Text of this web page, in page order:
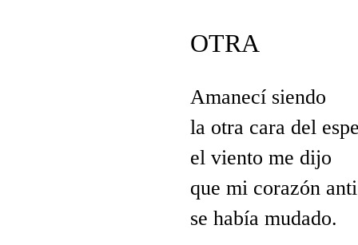
OTRA
Amanecí siendo
la otra cara del
el viento me dijo
que mi corazón
se había mudado.